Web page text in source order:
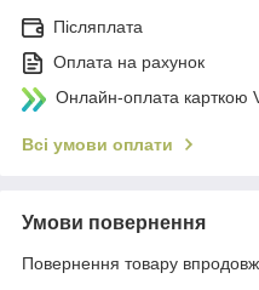
Післяплата
Оплата на рахунок
Онлайн-оплата карткою
Всі умови оплати
Умови повернення
Повернення товару